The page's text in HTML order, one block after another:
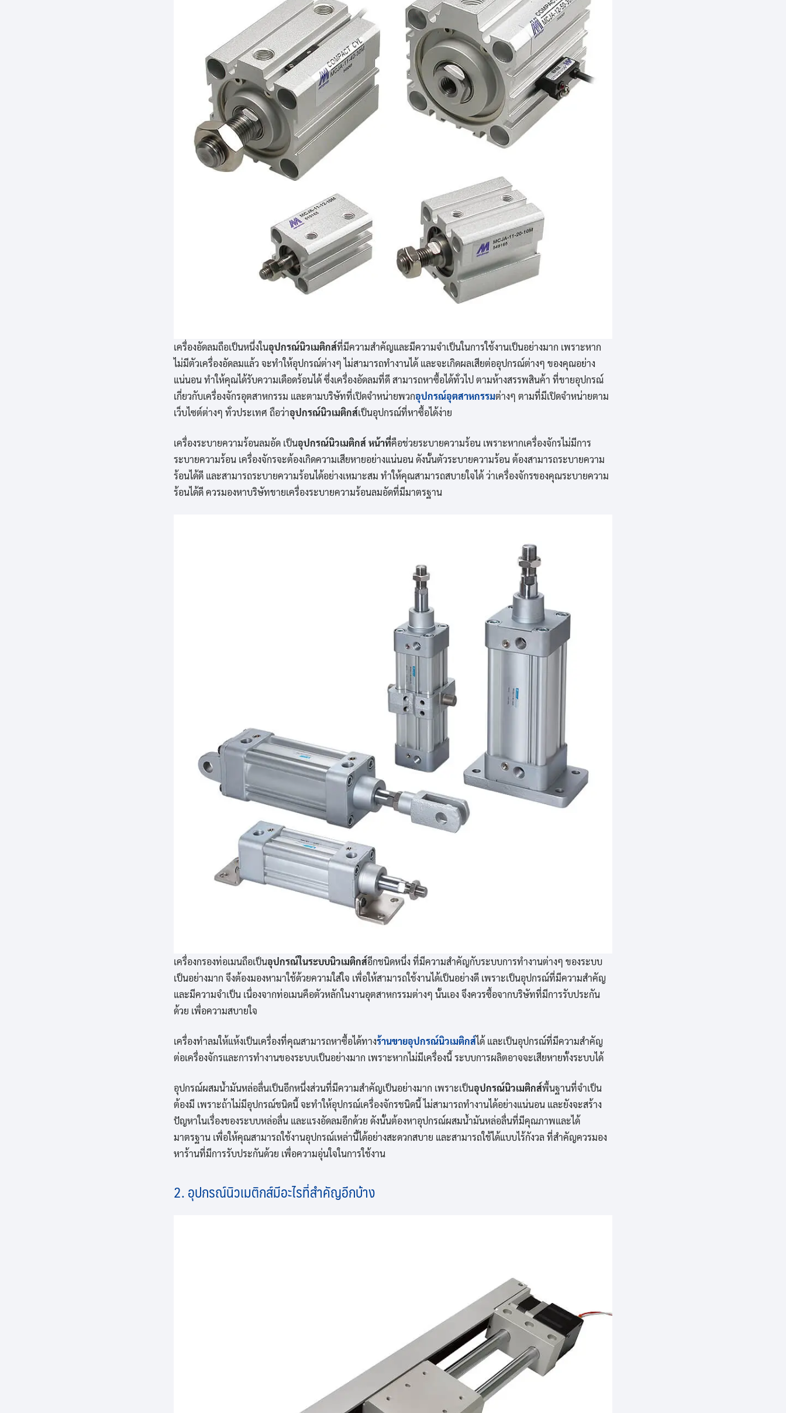
เครื่องอัดลมถือเป็นหนึ่งในอุปกรณ์นิวเมติกส์ที่มีความสำคัญและมีความจำเป็นในการใช้งานเป็นอย่างมาก เพราะหาก
ไม่มีตัวเครื่องอัดลมแล้ว จะทำให้อุปกรณ์ต่างๆ ไม่สามารถทำงานได้ และจะเกิดผลเสียต่ออุปกรณ์ต่างๆ ของคุณอย่าง
แน่นอน ทำให้คุณได้รับความเดือดร้อนได้ ซึ่งเครื่องอัดลมที่ดี สามารถหาซื้อได้ทั่วไป ตามห้างสรรพสินค้า ที่ขายอุปกรณ์
เกี่ยวกับเครื่องจักรอุตสาหกรรม และตามบริษัทที่เปิดจำหน่ายพวกอุปกรณ์อุตสาหกรรมต่างๆ ตามที่มีเปิดจำหน่ายตาม
เว็บไซต์ต่างๆ ทั่วประเทศ ถือว่าอุปกรณ์นิวเมติกส์เป็นอุปกรณ์ที่หาซื้อได้ง่าย
เครื่องระบายความร้อนลมอัด เป็นอุปกรณ์นิวเมติกส์ หน้าที่คือช่วยระบายความร้อน เพราะหากเครื่องจักรไม่มีการ
ระบายความร้อน เครื่องจักรจะต้องเกิดความเสียหายอย่างแน่นอน ดังนั้นตัวระบายความร้อน ต้องสามารถระบายความ
ร้อนได้ดี และสามารถระบายความร้อนได้อย่างเหมาะสม ทำให้คุณสามารถสบายใจได้ ว่าเครื่องจักรของคุณระบายความ
ร้อนได้ดี ควรมองหาบริษัทขายเครื่องระบายความร้อนลมอัดที่มีมาตรฐาน
เครื่องกรองท่อเมนถือเป็นอุปกรณ์ในระบบนิวเมติกส์อีกชนิดหนึ่ง ที่มีความสำคัญกับระบบการทำงานต่างๆ ของระบบ
เป็นอย่างมาก จึงต้องมองหามาใช้ด้วยความใส่ใจ เพื่อให้สามารถใช้งานได้เป็นอย่างดี เพราะเป็นอุปกรณ์ที่มีความสำคัญ
และมีความจำเป็น เนื่องจากท่อเมนคือตัวหลักในงานอุตสาหกรรมต่างๆ นั้นเอง จึงควรซื้อจากบริษัทที่มีการรับประกัน
ด้วย เพื่อความสบายใจ
เครื่องทำลมให้แห้งเป็นเครื่องที่คุณสามารถหาซื้อได้ทางร้านขายอุปกรณ์นิวเมติกส์ได้ และเป็นอุปกรณ์ที่มีความสำคัญ
ต่อเครื่องจักรและการทำงานของระบบเป็นอย่างมาก เพราะหากไม่มีเครื่องนี้ ระบบการผลิตอาจจะเสียหายทั้งระบบได้
อุปกรณ์ผสมน้ำมันหล่อลื่นเป็นอีกหนึ่งส่วนที่มีความสำคัญเป็นอย่างมาก เพราะเป็นอุปกรณ์นิวเมติกส์พื้นฐานที่จำเป็น
ต้องมี เพราะถ้าไม่มีอุปกรณ์ชนิดนี้ จะทำให้อุปกรณ์เครื่องจักรชนิดนี้ ไม่สามารถทำงานได้อย่างแน่นอน และยังจะสร้าง
ปัญหาในเรื่องของระบบหล่อลื่น และแรงอัดลมอีกด้วย ดังนั้นต้องหาอุปกรณ์ผสมน้ำมันหล่อลื่นที่มีคุณภาพและได้
มาตรฐาน เพื่อให้คุณสามารถใช้งานอุปกรณ์เหล่านี้ได้อย่างสะดวกสบาย และสามารถใช้ได้แบบไร้กังวล ที่สำคัญควรมอง
หาร้านที่มีการรับประกันด้วย เพื่อความอุ่นใจในการใช้งาน
2. อุปกรณ์นิวเมติกส์มีอะไรที่สำคัญอีกบ้าง